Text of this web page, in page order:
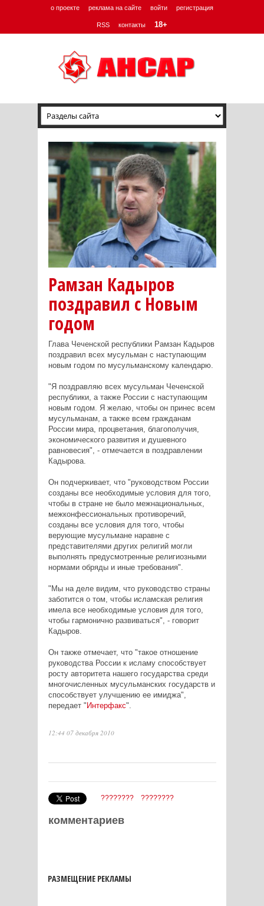
о проекте реклама на сайте войти регистрация
RSS контакты 18+
Рамзан Кадыров
поздравил с Новым
годом
Глава Чеченской республики Рамзан Кадыров
поздравил всех мусульман с наступающим
новым годом по мусульманскому календарю.
"Я поздравляю всех мусульман Чеченской
республики, а также России с наступающим
новым годом. Я желаю, чтобы он принес всем
мусульманам, а также всем гражданам
России мира, процветания, благополучия,
экономического развития и душевного
равновесия", - отмечается в поздравлении
Кадырова.
Он подчеркивает, что "руководством России
созданы все необходимые условия для того,
чтобы в стране не было межнациональных,
межконфессиональных противоречий,
созданы все условия для того, чтобы
верующие мусульмане наравне с
представителями других религий могли
выполнять предусмотренные религиозными
нормами обряды и иные требования".
"Мы на деле видим, что руководство страны
заботится о том, чтобы исламская религия
имела все необходимые условия для того,
чтобы гармонично развиваться", - говорит
Кадыров.
Он также отмечает, что "такое отношение
руководства России к исламу способствует
росту авторитета нашего государства среди
многочисленных мусульманских государств и
способствует улучшению ее имиджа",
передает " Интерфакс".
12:44 07 декабря 2010
???????? ????????
комментариев
РАЗМЕЩЕНИЕ РЕКЛАМЫ